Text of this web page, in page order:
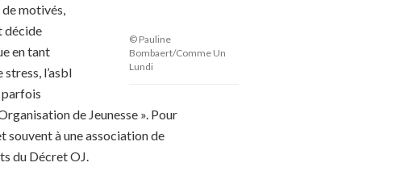
© Pauline
Bombaert/Comme Un
Lundi
motivés,
décide
en tant
stress, l’asbl
parfois
de Jeunesse ». Pour
souvent à une association de
du Décret OJ.